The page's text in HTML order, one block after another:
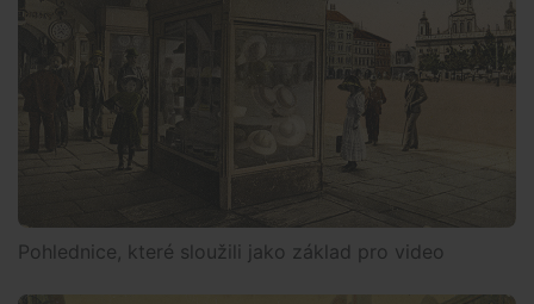
Pohlednice, které sloužili jako základ pro video